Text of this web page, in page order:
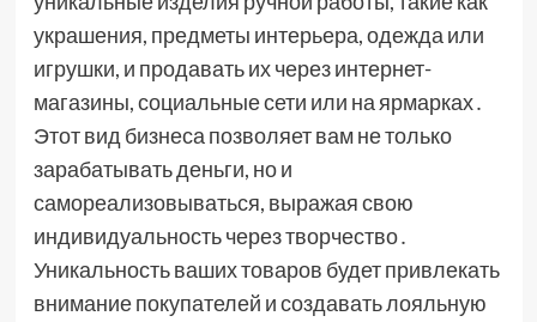
украшения, предметы интерьера, одежда или
игрушки, и продавать их через интернет-
магазины, социальные сети или на ярмарках․
Этот вид бизнеса позволяет вам не только
зарабатывать деньги, но и
самореализовываться, выражая свою
индивидуальность через творчество․
Уникальность ваших товаров будет привлекать
внимание покупателей и создавать лояльную